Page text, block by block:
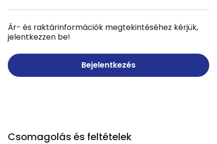
Ár- és raktárinformációk megtekintéséhez kérjük,
jelentkezzen be!
Bejelentkezés
Csomagolás és feltételek